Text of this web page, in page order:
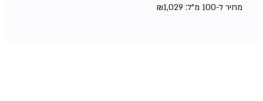
מחיר ל-100 מ"ל:
₪1,029